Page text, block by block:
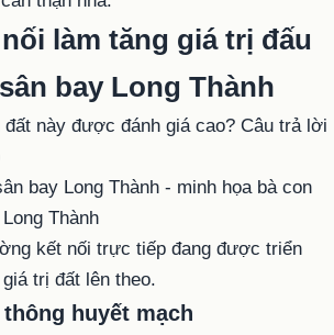
làm tăng giá trị đấu
bay Long Thành
này được đánh giá cao? Câu trả lời
kết nối trực tiếp đang được triển
trị đất lên theo.
huyết mạch